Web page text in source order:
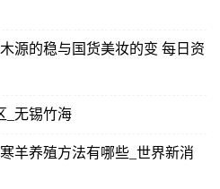
源的稳与国货美妆的变 每日资
_无锡竹海
羊养殖方法有哪些_世界新消